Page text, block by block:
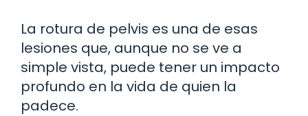
La rotura de pelvis es una de esas
lesiones que, aunque no se ve a
simple vista, puede tener un impacto
profundo en la vida de quien la
padece.